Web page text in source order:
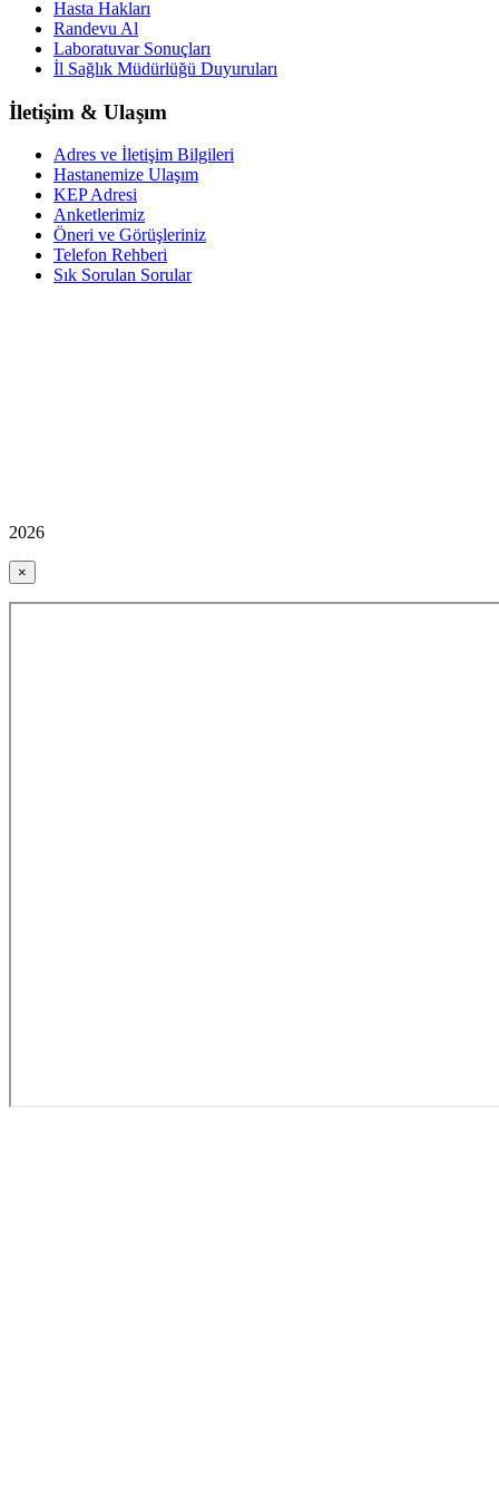
Hasta Hakları
Randevu Al
Laboratuvar Sonuçları
İl Sağlık Müdürlüğü Duyuruları
İletişim & Ulaşım
Adres ve İletişim Bilgileri
Hastanemize Ulaşım
KEP Adresi
Anketlerimiz
Öneri ve Görüşleriniz
Telefon Rehberi
Sık Sorulan Sorular
2026
×